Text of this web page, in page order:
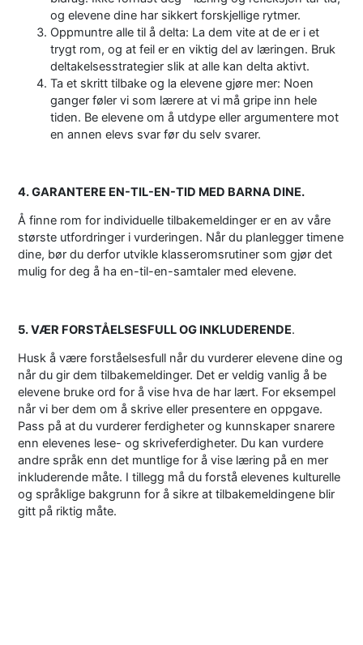
og elevene dine har sikkert forskjellige rytmer.
Oppmuntre alle til å delta: La dem vite at de er i et
trygt rom, og at feil er en viktig del av læringen. Bruk
deltakelsesstrategier slik at alle kan delta aktivt.
Ta et skritt tilbake og la elevene gjøre mer: Noen
ganger føler vi som lærere at vi må gripe inn hele
tiden. Be elevene om å utdype eller argumentere mot
en annen elevs svar før du selv svarer.
4. GARANTERE EN-TIL-EN-TID MED BARNA DINE.
Å finne rom for individuelle tilbakemeldinger er en av våre
største utfordringer i vurderingen. Når du planlegger timene
dine, bør du derfor utvikle klasseromsrutiner som gjør det
mulig for deg å ha en-til-en-samtaler med elevene.
5. VÆR FORSTÅELSESFULL OG INKLUDERENDE.
Husk å være forståelsesfull når du vurderer elevene dine og
når du gir dem tilbakemeldinger. Det er veldig vanlig å be
elevene bruke ord for å vise hva de har lært. For eksempel
når vi ber dem om å skrive eller presentere en oppgave.
Pass på at du vurderer ferdigheter og kunnskaper snarere
enn elevenes lese- og skriveferdigheter. Du kan vurdere
andre språk enn det muntlige for å vise læring på en mer
inkluderende måte. I tillegg må du forstå elevenes kulturelle
og språklige bakgrunn for å sikre at tilbakemeldingene blir
gitt på riktig måte.